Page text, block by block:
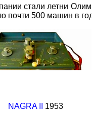
стали летни
почти 500 машин в
NAGRA II 1953